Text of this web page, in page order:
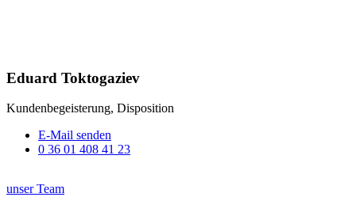
Eduard Toktogaziev
Kundenbegeisterung, Disposition
E-Mail senden
0 36 01 408 41 23
unser Team